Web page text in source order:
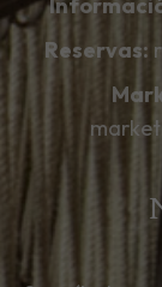
Reservas: